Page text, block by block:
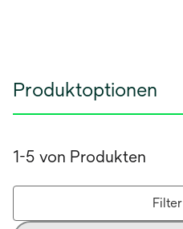
Produktoptionen
1-5 von Produkten
Filter